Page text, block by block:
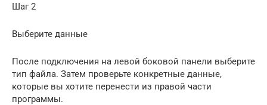
Шаг 2
Выберите данные
После подключения на левой боковой панели выберите
тип файла. Затем проверьте конкретные данные,
которые вы хотите перенести из правой части
программы.